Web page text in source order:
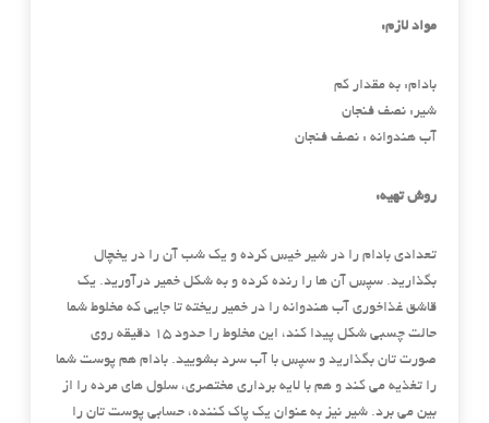
مواد لازم:
بادام: به مقدار کم
شیر: نصف فنجان
آب هندوانه : نصف فنجان
روش تهیه:
تعدادی بادام را در شیر خیس کرده و یک شب آن را در یخچال
بگذارید. سپس آن ها را رنده کرده و به شکل خمیر درآورید. یک
قاشق غذاخوری آب هندوانه را در خمیر ریخته تا جایی که مخلوط شما
حالت چسبی شکل پیدا کند، این مخلوط را حدود ۱۵ دقیقه روی
صورت تان بگذارید و سپس با آب سرد بشویید. بادام هم پوست شما
را تغذیه می کند و هم با لایه برداری مختصری، سلول های مرده را از
بین می برد. شیر نیز به عنوان یک پاک کننده، حسابی پوست تان را